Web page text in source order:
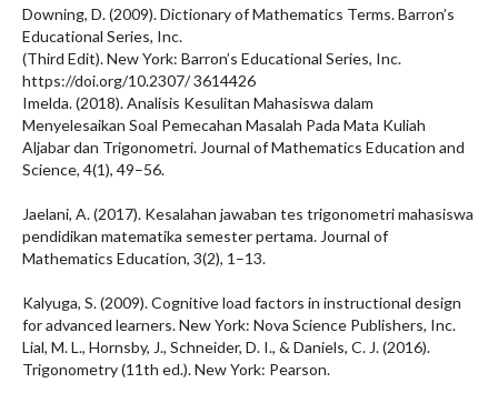
Downing, D. (2009). Dictionary of Mathematics Terms. Barron’s
Educational Series, Inc.
(Third Edit). New York: Barron’s Educational Series, Inc.
https://doi.org/10.2307/ 3614426
Imelda. (2018). Analisis Kesulitan Mahasiswa dalam
Menyelesaikan Soal Pemecahan Masalah Pada Mata Kuliah
Aljabar dan Trigonometri. Journal of Mathematics Education and
Science, 4(1), 49–56.
Jaelani, A. (2017). Kesalahan jawaban tes trigonometri mahasiswa
pendidikan matematika semester pertama. Journal of
Mathematics Education, 3(2), 1–13.
Kalyuga, S. (2009). Cognitive load factors in instructional design
for advanced learners. New York: Nova Science Publishers, Inc.
Lial, M. L., Hornsby, J., Schneider, D. I., & Daniels, C. J. (2016).
Trigonometry (11th ed.). New York: Pearson.